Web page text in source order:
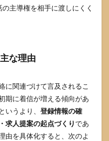
主導権を相手に渡しにくく
な理由
に関連づけて言及されるこ
期に着信が増える傾向があ
いうより、 登録情報の確
求人提案の起点づくり であ
由を具体化すると、次のよ